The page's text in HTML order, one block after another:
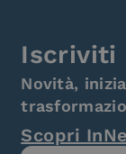
Iscriviti
Novità,
Scopri